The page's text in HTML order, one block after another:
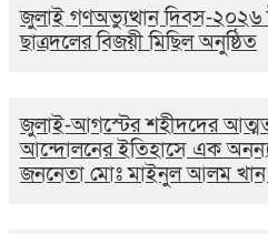
জুলাই গণঅভ্যুত্থান দিবস-
ছাত্রদলের বিজয়ী মিছিল অনুষ্ঠিত
জুলাই-আগস্টের শহীদদের
আন্দোলনের ইতিহাসে এক
জননেতা মোঃ মাইনুল আলম